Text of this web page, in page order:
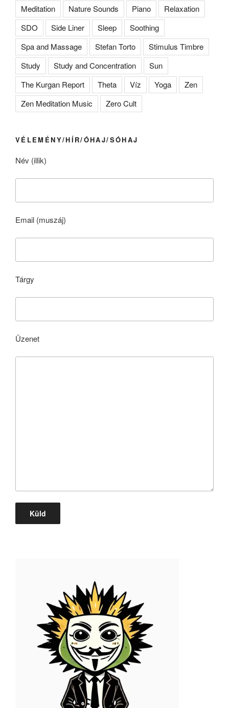
Meditation Nature Sounds Piano
Relaxation
SDO
Side Liner Sleep
Soothing
Spa and Massage
Stefan Torto
Stimulus Timbre
Study
Study and Concentration
Sun
The Kurgan Report
Theta Víz Yoga
Zen
Zen Meditation Music
Zero Cult
VÉLEMÉNY/HÍR/ÓHAJ/SÓHAJ
Név (illik)
Email (muszáj)
Tárgy
Üzenet